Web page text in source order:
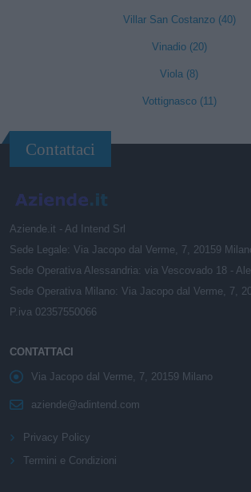
Villar San Costanzo (40)
Vinadio (20)
Viola (8)
Vottignasco (11)
Contattaci
Aziende.it - Ad Intend Srl
Sede Legale: Via Jacopo dal Verme, 7, 20159
Sede Operativa Alessandria: via Vescovado 18 -
Sede Operativa Milano: Via Jacopo dal Verme, 7,
P.iva 02357550066
CONTATTACI
Via Jacopo dal Verme, 7, 20159 Milano
aziende@adintend.com
Privacy Policy
Termini e Condizioni